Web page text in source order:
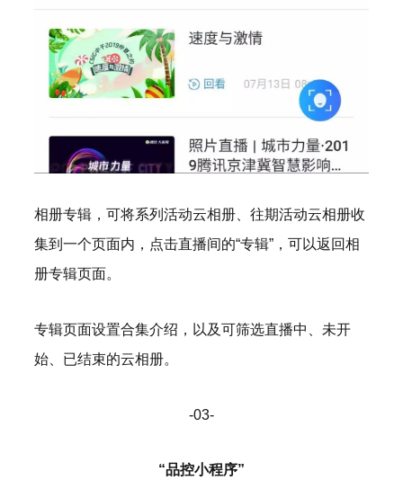
相册专辑，可将系列活动云相册、往期活动云相册收
集到一个页面内，点击直播间的“专辑”，可以返回相
册专辑页面。
专辑页面设置合集介绍，以及可筛选直播中、未开
始、已结束的云相册。
-03-
“品控小程序”